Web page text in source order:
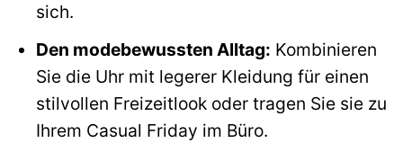
sich.
Den modebewussten Alltag: Kombinieren
Sie die Uhr mit legerer Kleidung für einen
stilvollen Freizeitlook oder tragen Sie sie zu
Ihrem Casual Friday im Büro.